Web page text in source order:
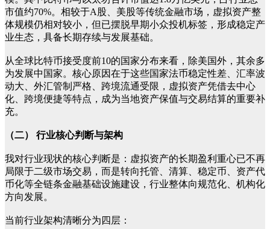
市值约70%。相较于A股、美股等传统金融市场，虚拟资产整
体规模仍相对较小，但已摆脱早期小众投机标签，形成稳定产
业生态，具备长期存续与发展基础。
从全球比特币接受度前10的国家分布来看，除美国外，其余多
为发展中国家。核心原因在于这些国家法币稳定性差、汇率波
动大、外汇管制严格、跨境流通受限，虚拟资产凭借去中心
化、跨境便捷等特点，成为当地资产保值与交易结算的重要补
充。
（二） 行业核心判断与架构
我对行业现状的核心判断是：虚拟资产的长期盈利重心已不再
局限于二级市场交易，而是转向托管、清算、稳定币、资产代
币化等全链条金融基础设施建设，行业整体向规范化、机构化
方向发展。
当前行业架构清晰分为四层：